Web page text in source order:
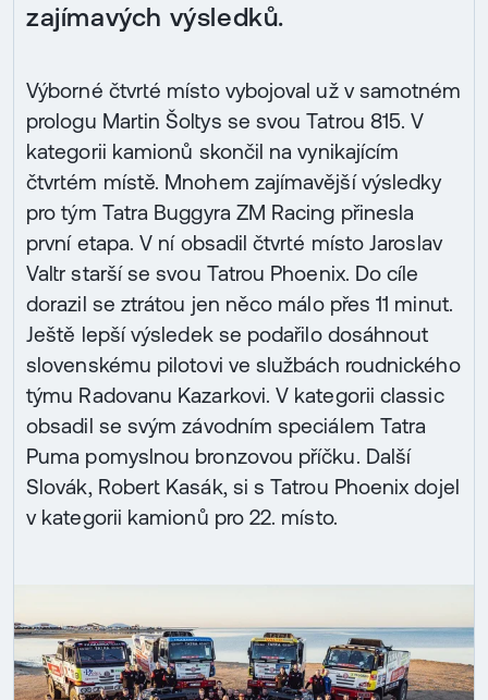
zajímavých výsledků.
Výborné čtvrté místo vybojoval už v samotném
prologu Martin Šoltys se svou Tatrou 815. V
kategorii kamionů skončil na vynikajícím
čtvrtém místě. Mnohem zajímavější výsledky
pro tým Tatra Buggyra ZM Racing přinesla
první etapa. V ní obsadil čtvrté místo Jaroslav
Valtr starší se svou Tatrou Phoenix. Do cíle
dorazil se ztrátou jen něco málo přes 11 minut.
Ještě lepší výsledek se podařilo dosáhnout
slovenskému pilotovi ve službách roudnického
týmu Radovanu Kazarkovi. V kategorii classic
obsadil se svým závodním speciálem Tatra
Puma pomyslnou bronzovou příčku. Další
Slovák, Robert Kasák, si s Tatrou Phoenix dojel
v kategorii kamionů pro 22. místo.